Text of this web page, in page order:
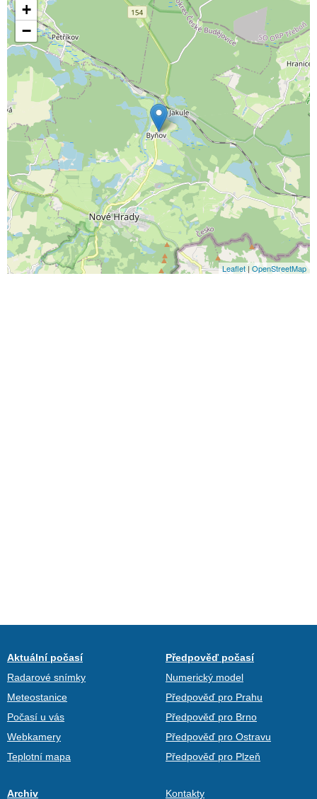
+
−
Leaflet | OpenStreetMap
Aktuální počasí
Radarové snímky
Meteostanice
Počasí u vás
Webkamery
Teplotní mapa
Předpověď počasí
Numerický model
Předpověď pro Prahu
Předpověď pro Brno
Předpověď pro Ostravu
Předpověď pro Plzeň
Archiv Kontakty